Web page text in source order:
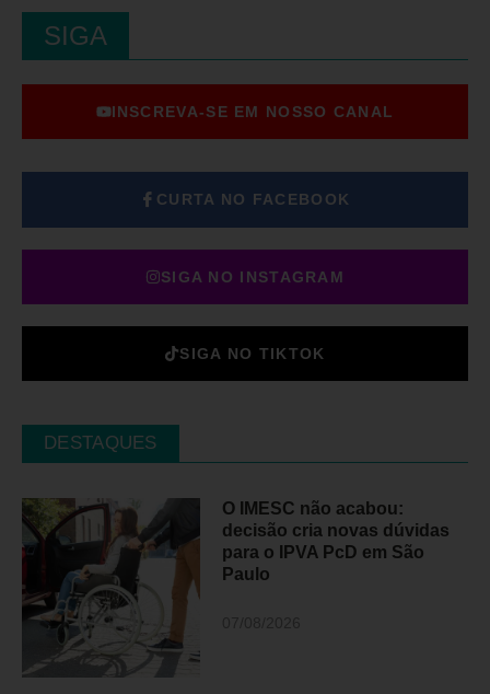
SIGA
INSCREVA-SE EM NOSSO CANAL
CURTA NO FACEBOOK
SIGA NO INSTAGRAM
SIGA NO TIKTOK
DESTAQUES
O IMESC não acabou:
decisão cria novas dúvidas
para o IPVA PcD em São
Paulo